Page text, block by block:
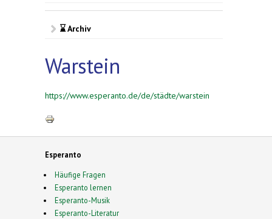
⌛ Archiv
Warstein
https://www.esperanto.de/de/städte/warstein
Esperanto
Häufige Fragen
Esperanto lernen
Esperanto-Musik
Esperanto-Literatur